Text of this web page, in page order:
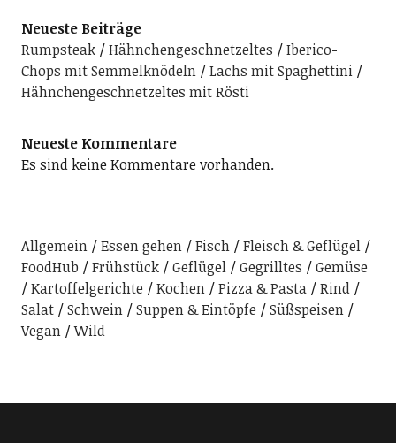
Neueste Beiträge
Rumpsteak
Hähnchengeschnetzeltes
Iberico-
Chops mit Semmelknödeln
Lachs mit Spaghettini
Hähnchengeschnetzeltes mit Rösti
Neueste Kommentare
Es sind keine Kommentare vorhanden.
Allgemein Essen gehen Fisch
Fleisch & Geflügel
FoodHub
Frühstück Geflügel Gegrilltes
Gemüse
Kartoffelgerichte
Kochen Pizza & Pasta
Rind
Salat
Schwein Suppen & Eintöpfe
Süßspeisen
Vegan
Wild